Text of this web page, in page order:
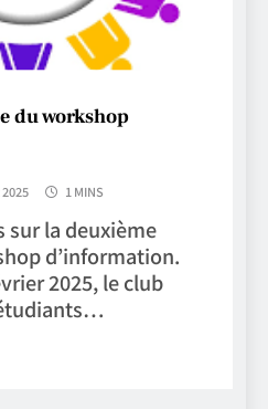
du workshop
2025 1 MINS
sur la deuxième
d’information.
2025, le club